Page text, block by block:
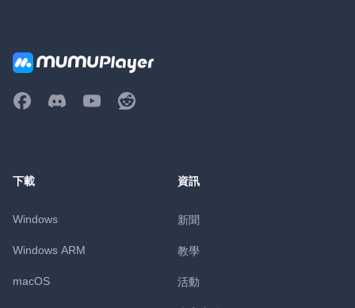
下載
Windows
Windows ARM
macOS
資訊
新聞
教學
活動